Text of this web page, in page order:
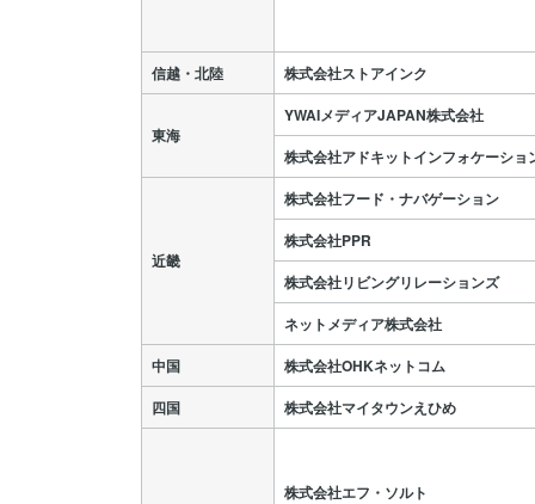
信越・北陸 株式会社ストアインク
東海
YWAIメディアJAPAN株式会社
株式会社アドキットインフォケーショ
近畿
株式会社フード・ナバゲーション
株式会社PPR
株式会社リビングリレーションズ
ネットメディア株式会社
中国
株式会社OHKネットコム
四国
株式会社マイタウンえひめ
株式会社エフ・ソルト